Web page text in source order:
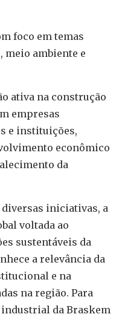
foco em temas
meio ambiente e
ativa na construção
empresas
e instituições,
econômico
da
diversas iniciativas, a
voltada ao
sustentáveis da
a relevância da
e na
na região. Para
da Braskem